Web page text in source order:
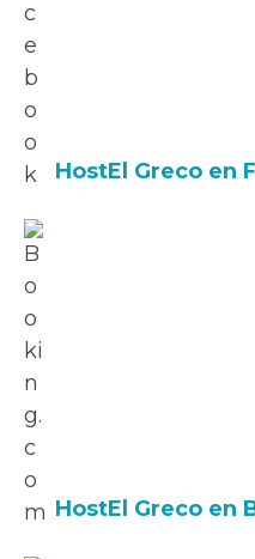
HostEl Greco en
HostEl Greco en